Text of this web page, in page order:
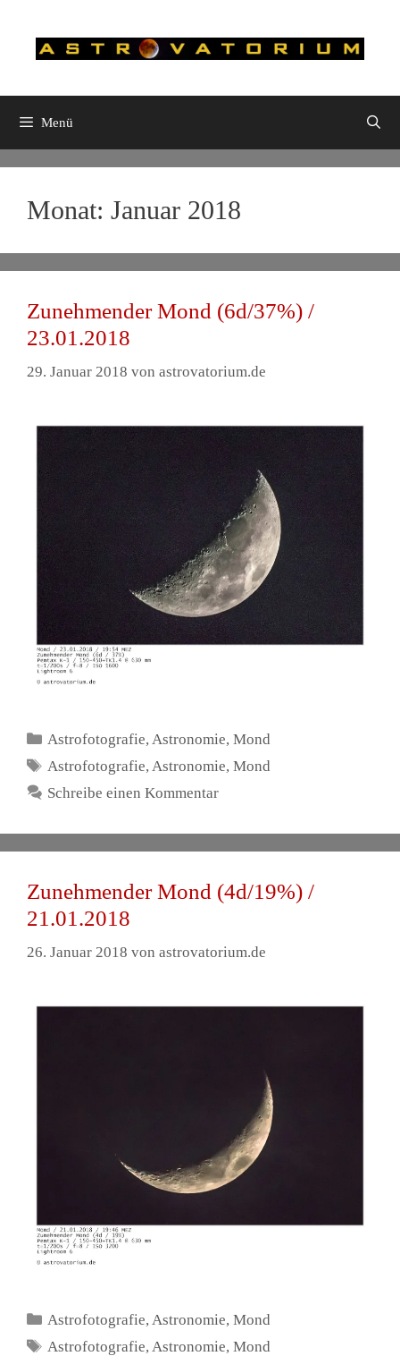
springen
Menü
Monat: Januar 2018
Zunehmender Mond (6d/37%) /
23.01.2018
29. Januar 2018 von astrovatorium.de
Kategorien
Astrofotografie, Astronomie,Mond
Schlagwörter
Astrofotografie, Astronomie,Mond
Schreibe einen Kommentar
Zunehmender Mond (4d/19%) /
21.01.2018
26. Januar 2018 von astrovatorium.de
Kategorien
Astrofotografie,Astronomie,Mond
Schlagwörter
Astrofotografie,Astronomie,Mond